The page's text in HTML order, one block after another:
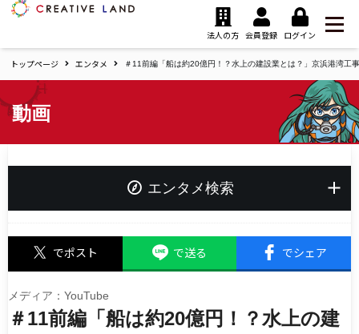
ク
エ
イ
テ
ィ
ブ
ド
法人の方 会員登録 ログイン
トップページ エンタメ ＃11前編「船は約20億円！？水上の建設業とは？」京浜港湾工
動画
エンタメ検索
タグ
でポスト で送る でシェア
メディア：YouTube
＃11前編「船は約20億円！？水上の建